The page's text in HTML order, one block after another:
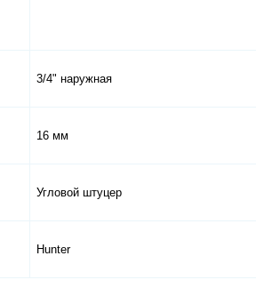
3/4" наружная
16 мм
Угловой штуцер
Hunter